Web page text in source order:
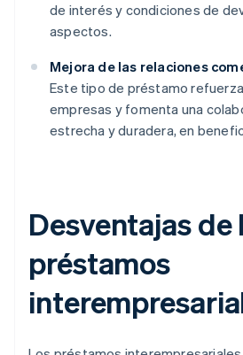
de interés y condiciones de
aspectos.
Mejora de las relaciones
Este tipo de préstamo
empresas y fomenta una
estrecha y duradera, en
Desventajas de
préstamos